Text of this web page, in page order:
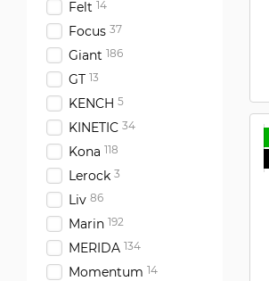
Felt 14
Focus 37
Giant 186
GT 13
KENCH 5
KINETIC 34
Kona 118
Lerock 3
Liv 86
Marin 192
MERIDA 134
Momentum 14